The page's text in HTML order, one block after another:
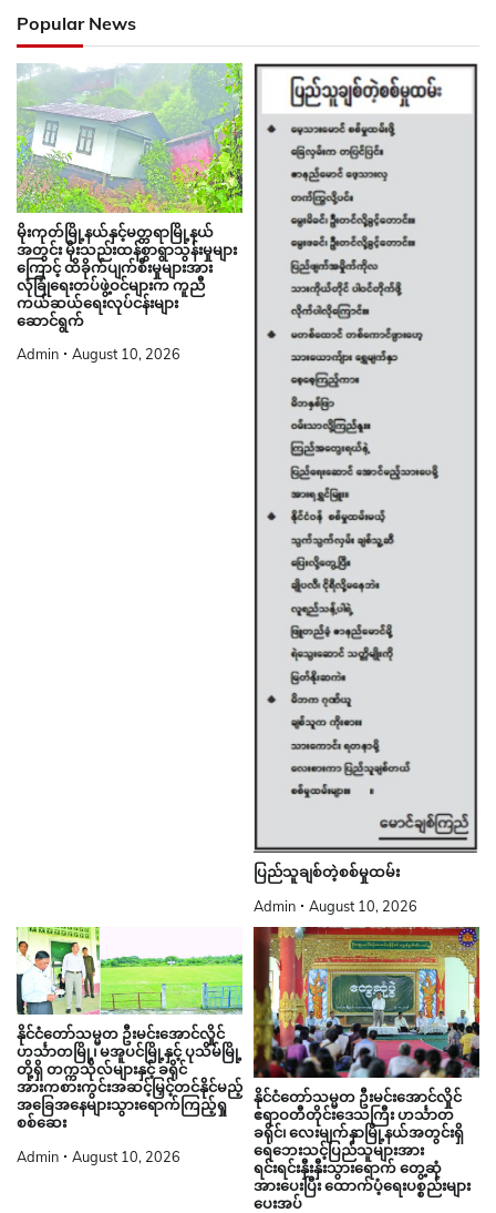
Popular News
မိုးကုတ်မြို့နယ်နှင့်မတ္တရာမြို့နယ်
အတွင်း မိုးသည်းထန်စွာရွာသွန်းမှုများ
ကြောင့် ထိခိုက်ပျက်စီးမှုများအား
လုံခြုံရေးတပ်ဖွဲ့ဝင်များက ကူညီ
ကယ်ဆယ်ရေးလုပ်ငန်းများ
ဆောင်ရွက်
Admin August 10, 2026
ပြည်သူချစ်တဲ့စစ်မှုထမ်း
Admin August 10, 2026
နိုင်ငံတော်သမ္မတ ဦးမင်းအောင်လှိုင်
ဟင်္သာတမြို့၊ မအူပင်မြို့နှင့် ပုသိမ်မြို့
တို့ရှိ တက္ကသိုလ်များနှင့် ခရိုင်
အားကစားကွင်းအဆင့်မြှင့်တင်နိုင်မည့်
အခြေအနေများသွားရောက်ကြည့်ရှု
စစ်ဆေး
Admin August 10, 2026
နိုင်ငံတော်သမ္မတ ဦးမင်းအောင်လှိုင်
ဧရာဝတီတိုင်းဒေသကြီး ဟင်္သာတ
ခရိုင်၊ လေးမျက်နှာမြို့နယ်အတွင်းရှိ
ရေဘေးသင့်ပြည်သူများအား
ရင်းရင်းနှီးနှီးသွားရောက် တွေ့ဆုံ
အားပေးပြီး ထောက်ပံ့ရေးပစ္စည်းများ
ပေးအပ်